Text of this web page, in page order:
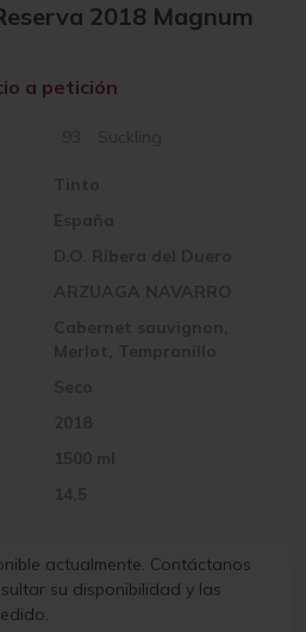
2018 Magnum
Suckling
España
2018
D.O. Ribera del Duero
1500 ml
ARZUAGA NAVARRO
14,5
Cabernet sauvignon,
Merlot, Tempranillo
Tinto
Seco
a petición
actualmente. Contáctanos
su disponibilidad y las